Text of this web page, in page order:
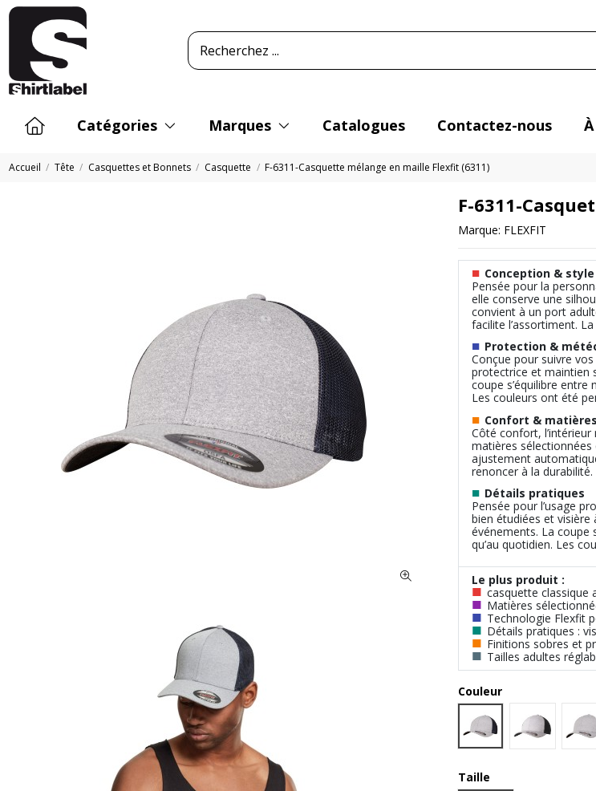
Catégories Marques Catalogues Contactez-nous
Accueil Tête Casquettes et Bonnets Casquette F-6311-Casquette mélange en maille Flexfit (6311)
F-6311-
Marque: FLEXFIT
■ Conception & style
Pensée pour la
elle conserve une
convient à un port
facilite l’assortiment.
■ Protection &
Conçue pour suivre
protectrice et maintien
coupe s’équilibre entre
Les couleurs ont été
■ Confort & matières
Côté confort,
matières
ajustement
renoncer à la durabilité.
■ Détails pratiques
Pensée pour l’usage
bien étudiées et
événements. La coupe
qu’au quotidien. Les
Le plus produit :
■ casquette classique
■ Matières
■ Technologie Flexfit
■ Détails pratiques :
■ Finitions sobres et
■ Tailles adultes
Couleur
Heather Navy
Heather/
Taille